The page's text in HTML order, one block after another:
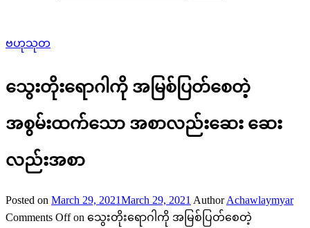
ဗဟုသုတ
သွေးတိုးရောဂါကို အမြစ်ပြတ်စေတဲ့
အစွမ်းထက်သော အစာလည်းဆေး ဆေး
လည်းအစာ
Posted on March 29, 2021March 29, 2021 Author Achawlaymyar
Comments Offon သွေးတိုးရောဂါကို အမြစ်ပြတ်စေတဲ့